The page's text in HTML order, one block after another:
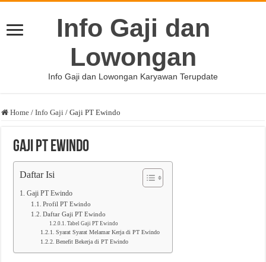
Info Gaji dan
Lowongan
Info Gaji dan Lowongan Karyawan Terupdate
Home / Info Gaji / Gaji PT Ewindo
Gaji PT Ewindo
Daftar Isi
Gaji PT Ewindo
Profil PT Ewindo
Daftar Gaji PT Ewindo
Tabel Gaji PT Ewindo
Syarat Syarat Melamar Kerja di PT Ewindo
Benefit Bekerja di PT Ewindo